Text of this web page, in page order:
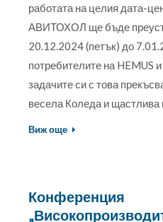
работата на целия дата-
АВИТОХОЛ ще бъде
20.12.2024 (петък) до
потребителите на HEMUS
задачите си с това
весела Коледа и щастлива
Виж още
Конференция